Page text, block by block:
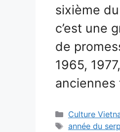
sixième
c’est une
de
1965,
Catégories
Culture
Étiquettes
année du